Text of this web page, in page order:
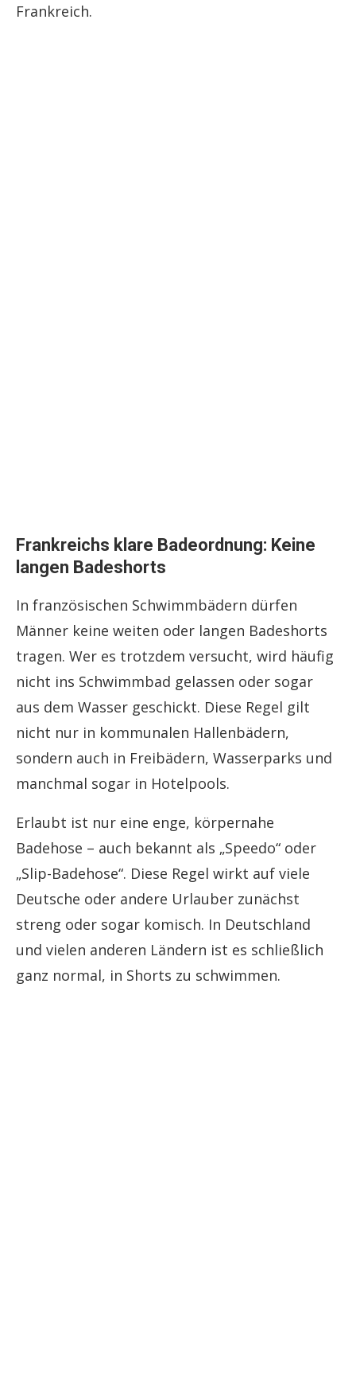
Frankreich.
Frankreichs klare Badeordnung: Keine
langen Badeshorts
In französischen Schwimmbädern dürfen
Männer keine weiten oder langen Badeshorts
tragen. Wer es trotzdem versucht, wird häufig
nicht ins Schwimmbad gelassen oder sogar
aus dem Wasser geschickt. Diese Regel gilt
nicht nur in kommunalen Hallenbädern,
sondern auch in Freibädern, Wasserparks und
manchmal sogar in Hotelpools.
Erlaubt ist nur eine enge, körpernahe
Badehose – auch bekannt als „Speedo“ oder
„Slip-Badehose“. Diese Regel wirkt auf viele
Deutsche oder andere Urlauber zunächst
streng oder sogar komisch. In Deutschland
und vielen anderen Ländern ist es schließlich
ganz normal, in Shorts zu schwimmen.